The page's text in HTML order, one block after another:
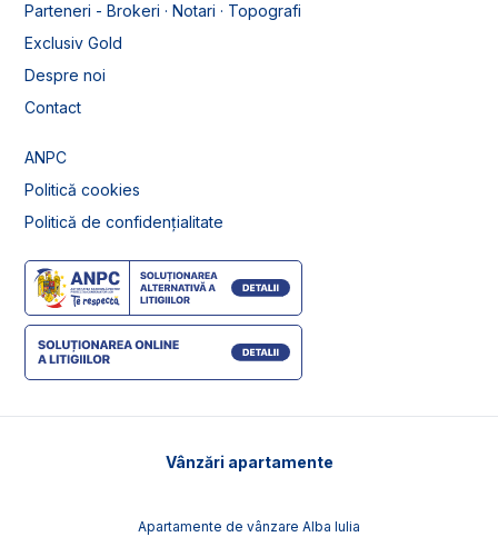
Parteneri - Brokeri · Notari · Topografi
Exclusiv Gold
Despre noi
Contact
ANPC
Politică cookies
Politică de confidențialitate
Vânzări apartamente
Apartamente de vânzare Alba Iulia